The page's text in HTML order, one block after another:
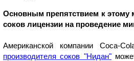
Основным препятствием к этому
соков лицензии на проведение
Американской компании Coca-
производителя соков "Нидан"